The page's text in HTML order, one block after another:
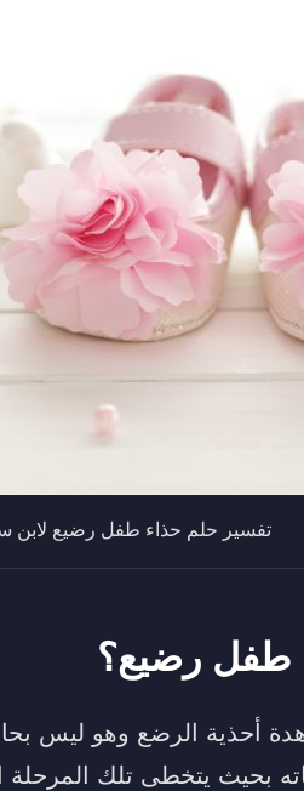
تفسير حلم حذاء طفل رضيع لابن
طفل رضيع؟
أحذية الرضع وهو ليس
بحيث يتخطى تلك المرحلة